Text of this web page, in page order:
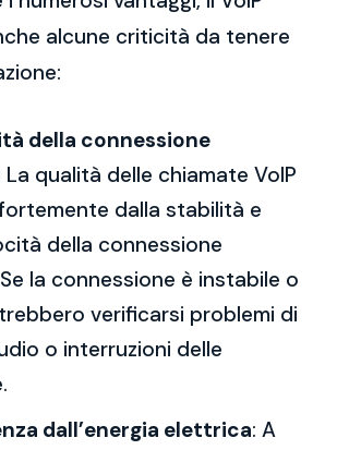
alcune criticità da tenere
della connessione
La qualità delle chiamate VoIP
dalla stabilità e
della connessione
la connessione è instabile o
verificarsi problemi di
o interruzioni delle
dall’energia elettrica: A